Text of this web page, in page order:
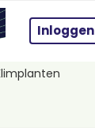
Inloggen